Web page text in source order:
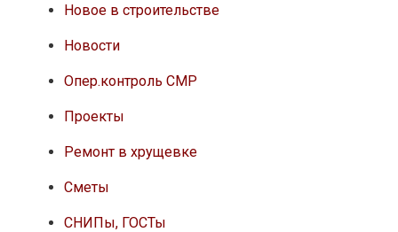
Новое в строительстве
Новости
Опер.контроль СМР
Проекты
Ремонт в хрущевке
Сметы
СНИПы, ГОСТы